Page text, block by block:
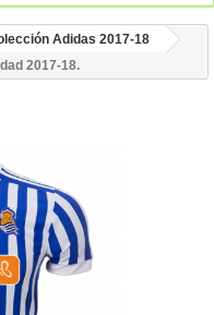
Adidas 2017-18
2017-18.